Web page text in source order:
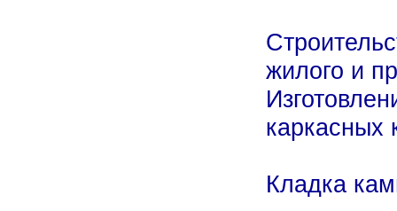
жилого и
каркасных
Кладка